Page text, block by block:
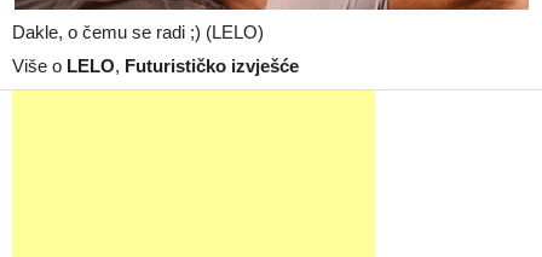
Dakle, o čemu se radi ;) (LELO)
Više o LELO, Futurističko izvješće